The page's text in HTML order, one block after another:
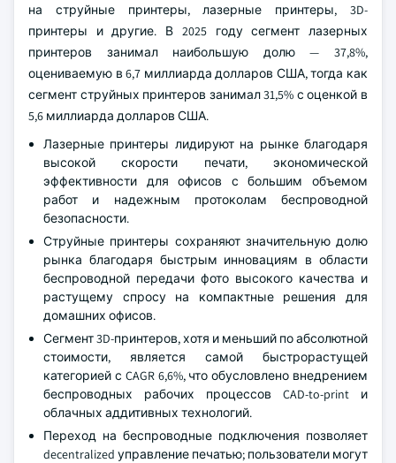
на струйные принтеры, лазерные принтеры, 3D-
принтеры и другие. В 2025 году сегмент лазерных
принтеров занимал наибольшую долю — 37,8%,
оцениваемую в 6,7 миллиарда долларов США, тогда как
сегмент струйных принтеров занимал 31,5% с оценкой в
5,6 миллиарда долларов США.
Лазерные принтеры лидируют на рынке благодаря
высокой скорости печати, экономической
эффективности для офисов с большим объемом
работ и надежным протоколам беспроводной
безопасности.
Струйные принтеры сохраняют значительную долю
рынка благодаря быстрым инновациям в области
беспроводной передачи фото высокого качества и
растущему спросу на компактные решения для
домашних офисов.
Сегмент 3D-принтеров, хотя и меньший по абсолютной
стоимости, является самой быстрорастущей
категорией с CAGR 6,6%, что обусловлено внедрением
беспроводных рабочих процессов CAD-to-print и
облачных аддитивных технологий.
Переход на беспроводные подключения позволяет
decentralized управление печатью; пользователи могут